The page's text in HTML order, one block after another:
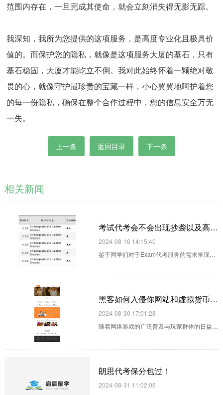
范围内存在，一旦完成其使命，就会立刻消失得无影无踪。
我深知，我所为您提供的这项服务，是高度专业化且极具价
值的。而保护您的隐私，就像是这项服务大厦的基石，只有
基石稳固，大厦才能屹立不倒。我对此始终怀着一颗绝对敬
畏的心，就像守护最珍贵的宝藏一样，小心翼翼地呵护着您
的每一份隐私，确保在整个合作过程中，您的信息安全万无
一失。
上一条 返回目录 下一条
相关新闻
考试代考会不会出现抄袭以及高重复率的考题问题出现！
2024-08-16 14:15:40
鉴于同学们对于Exam代考服务的需求呈现出
供一个统一且固定的价格答复。为此，我们诚
您的代考具体需求及背景情况，我们的专业客
服团队将据此为您提...
黑客如何入侵你网站和虚拟货币钱包的？黑客技术,黑客改分,黑客改成绩
2024-08-30 17:01:28
随着网络游戏的广泛普及与玩家群体的日益大
象，其内在的价值体系也逐渐被社会广泛认知
特性显著加剧了网络游戏财产领域内的市场需
求，促使交易活动频繁发...
朗思代考保分包过！
2024-08-31 11:02:06